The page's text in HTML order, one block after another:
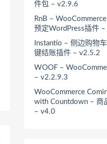
件包 – v2.9.6
RnB –
预定WordPress插件
Instantio – 侧边购物
键结账插件 – v2.5.2
WOOF –
– v2.2.9.3
WooCommerce
with Countdown – 商
– v4.0